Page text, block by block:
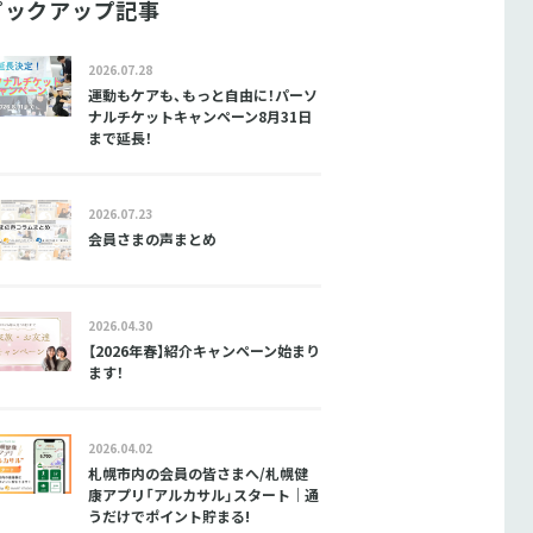
クアップ記事
2026.07.28
運動もケアも、もっと自由に！パーソ
ナルチケットキャンペーン8月31日
まで延長！
2026.07.23
会員さまの声まとめ
2026.04.30
【2026年春】紹介キャンペーン始まり
ます！
2026.04.02
札幌市内の会員の皆さまへ/札幌健
康アプリ「アルカサル」スタート｜通
うだけでポイント貯まる!